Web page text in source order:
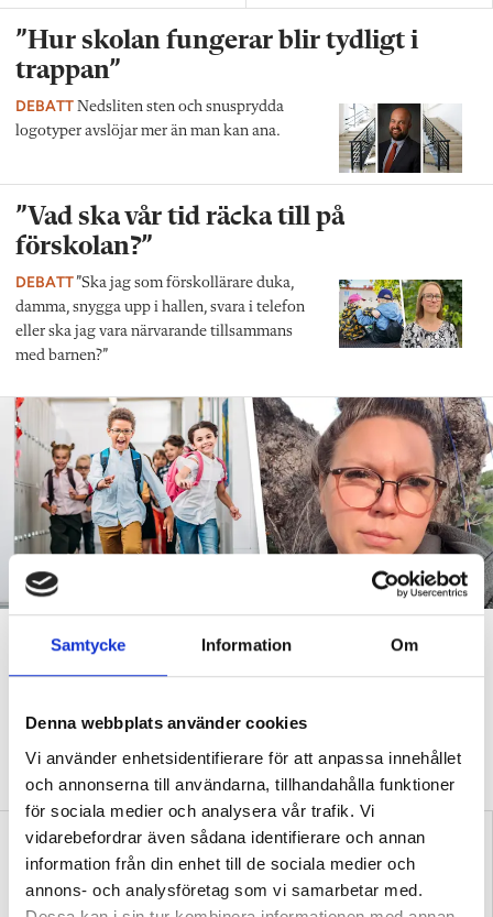
Samtycke Information Om
Denna webbplats använder cookies
Vi använder enhetsidentifierare för att anpassa innehållet
och annonserna till användarna, tillhandahålla funktioner
för sociala medier och analysera vår trafik. Vi
vidarebefordrar även sådana identifierare och annan
information från din enhet till de sociala medier och
annons- och analysföretag som vi samarbetar med.
”Hur skolan fungerar blir tydligt i
trappan”
DEBATT Nedsliten sten och snusprydda
logotyper avslöjar mer än man kan ana.
”Vad ska vår tid räcka till på
förskolan?”
DEBATT”Ska jag som förskollärare duka,
damma, snygga upp i hallen, svara i telefon
eller ska jag vara närvarande tillsammans
med barnen?”
”Vad säger det om skolan när
allt fler barn behöver
anpassas?”
DEBATT”Frågan är hur skolan kan ge plats åt fler barn från början –
inte hur de ska anpassas till skolan”.